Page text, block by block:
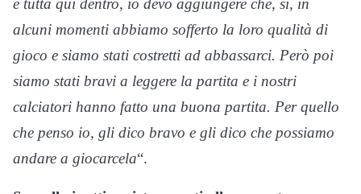
alcuni momenti abbiamo sofferto la loro qualità di
gioco e siamo stati costretti ad abbassarci. Però poi
siamo stati bravi a leggere la partita e i nostri
calciatori hanno fatto una buona partita. Per quello
che penso io, gli dico bravo e gli dico che possiamo
andare a giocarcela“.